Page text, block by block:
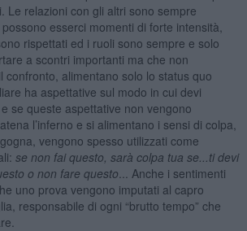
Le relazioni con gli altri sono sempre
esserci momenti di forte intensità,
rispettati ed i ruoli sono sempre e solo
a scontri importanti ma che non
confronto, alimentano solo lo status quo
ha aspettative sul modo in cui devi
se queste aspettative non vengono
l’inferno e si alimentano i sensi di colpa,
vengono spesso utilizzati come
se non fai questo, sarà colpa tua se...ti devi
o non fare questo ... Anche i sentimenti
uno prova vengono imputati al capro
responsabile di ogni “brutto tempo” che